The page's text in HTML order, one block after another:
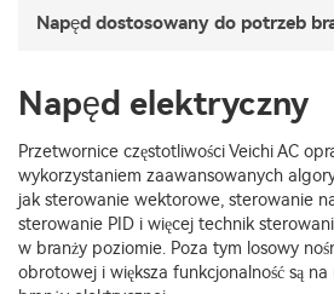
Napęd dostosowany do potrzeb
Napęd elektryczny
Przetwornice częstotliwości Veichi AC
wykorzystaniem zaawansowanych
jak sterowanie wektorowe, sterowanie
sterowanie PID i więcej technik
w branży poziomie. Poza tym losowy
obrotowej i większa funkcjonalność są